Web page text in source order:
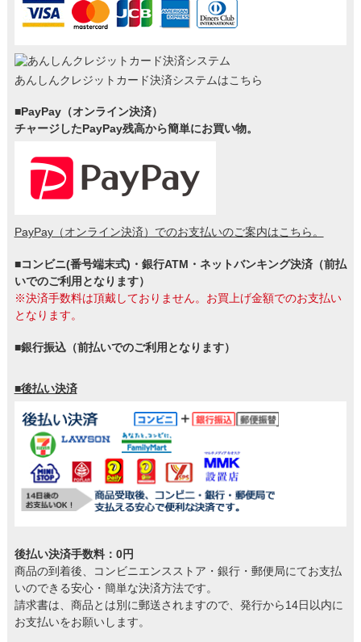
あんしんクレジットカード決済システムはこちら
■PayPay（オンライン決済）
チャージしたPayPay残高から簡単にお買い物。
PayPay（オンライン決済）でのお支払いのご案内はこちら。
■コンビニ(番号端末式)・銀行ATM・ネットバンキング決済（前払
いでのご利用となります）
※決済手数料は頂戴しておりません。お買上げ金額でのお支払い
となります。
■銀行振込（前払いでのご利用となります）
■後払い決済
後払い決済手数料：0円
商品の到着後、コンビニエンスストア・銀行・郵便局にてお支払
いのできる安心・簡単な決済方法です。
請求書は、商品とは別に郵送されますので、発行から14日以内に
お支払いをお願いします。